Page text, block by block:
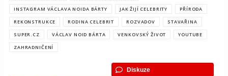
INSTAGRAM VÁCLAVA NOIDA BÁRTY
JAK ŽIJÍ CELEBRITY
PŘÍRODA
REKONSTRUKCE
RODINA CELEBRIT ROZVADOV
STAVAŘINA
SUPER.CZ
VÁCLAV NOID BÁRTA VENKOVSKÝ ŽIVOT
YOUTUBE
ZAHRADNIČENÍ
Diskuze